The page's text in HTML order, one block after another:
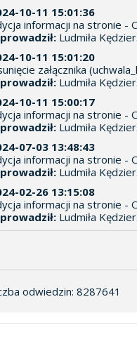
10-11 15:01:36
informacji na stronie -
Ludmiła
10-11 15:01:20
załącznika
Ludmiła
10-11 15:00:17
informacji na stronie -
Ludmiła
07-03 13:48:43
informacji na stronie -
Ludmiła
02-26 13:15:08
informacji na stronie -
Ludmiła
odwiedzin: 8287641